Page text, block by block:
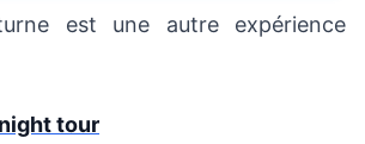
est une autre expérience
tour